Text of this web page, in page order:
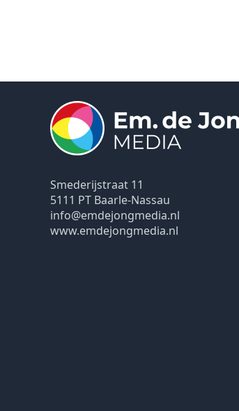
Smederijstraat 11
5111 PT Baarle-Nassau
info@emdejongmedia.nl
www.emdejongmedia.nl